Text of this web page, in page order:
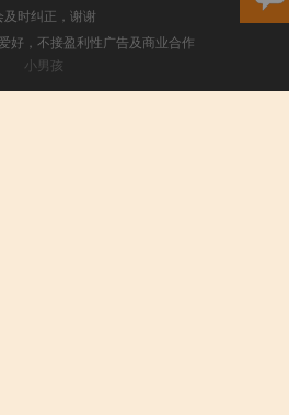
及时纠正，谢谢
好，不接盈利性广告及商业合作
小男孩